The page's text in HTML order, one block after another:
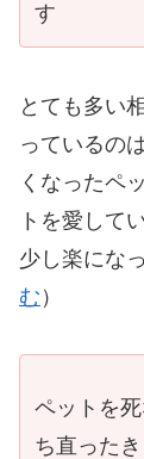
す
とても多い
っているの
くなったペ
トを愛して
少し楽にな
む ）
ペットを
ち直った